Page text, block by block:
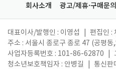
회사소개 광고/제휴·구매문의
대표이사/발행인 : 이영섭 편집인 :
주소 : 서울시 종로구 종로 47 (공평
사업자등록번호 : 101-86-62870
청소년보호책임자 : 안병길
통신판